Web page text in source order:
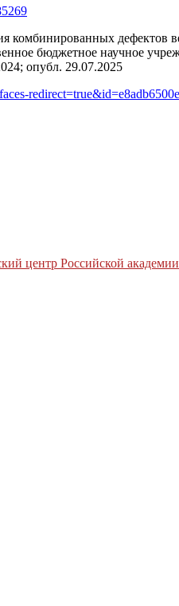
комбинированных
бюджетное научное
опубл. 29.07.2025
центр Российской